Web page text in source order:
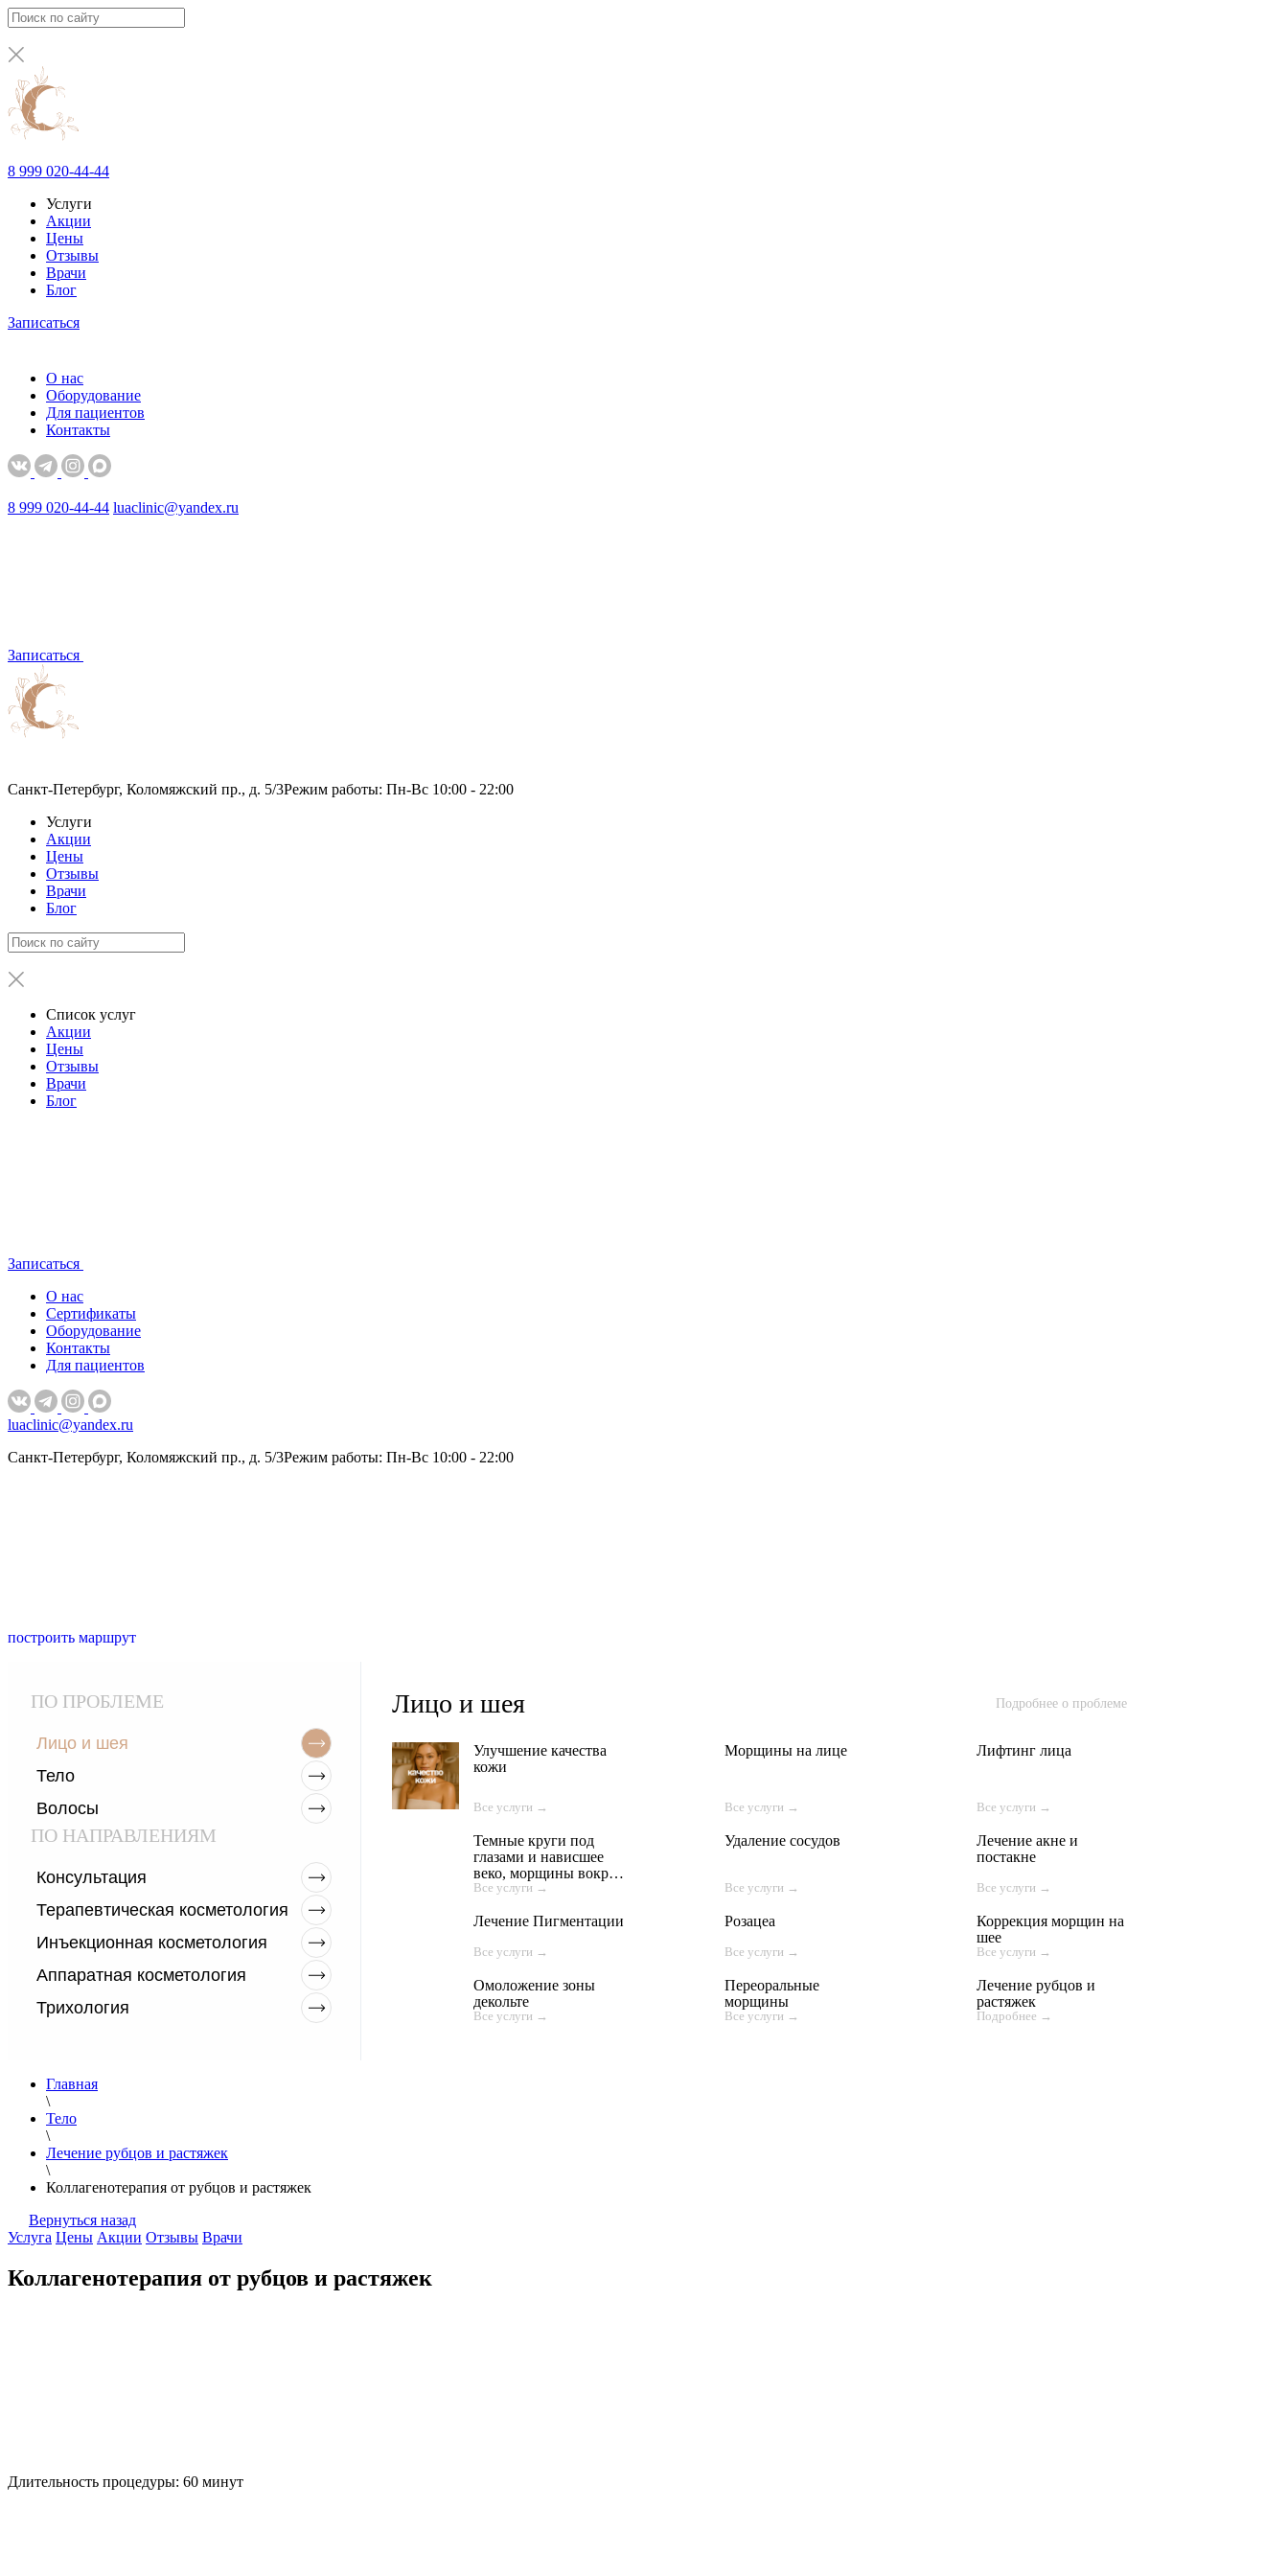
8 999 020-44-44
Услуги
Акции
Цены
Отзывы
Врачи
Блог
Записаться
О нас
Оборудование
Для пациентов
Контакты
8 999 020-44-44 luaclinic@yandex.ru
Записаться
Санкт-Петербург, Коломяжский пр., д. 5/3Режим работы: Пн-Вс 10:00 - 22:00
Услуги
Акции
Цены
Отзывы
Врачи
Блог
Список услуг
Акции
Цены
Отзывы
Врачи
Блог
Записаться
О нас
Сертификаты
Оборудование
Контакты
Для пациентов
luaclinic@yandex.ru
Санкт-Петербург, Коломяжский пр., д. 5/3Режим работы: Пн-Вс 10:00 - 22:00
построить маршрут
ПО ПРОБЛЕМЕ
Лицо и шея
Тело
Волосы
ПО НАПРАВЛЕНИЯМ
Консультация
Терапевтическая косметология
Инъекционная косметология
Аппаратная косметология
Трихология
Лицо и шея Подробнее о проблеме
Улучшение качества
кожи
Все услуги →
Морщины на лице
Все услуги →
Лифтинг лица
Все услуги →
Темные круги под
глазами и нависшее
веко, морщины вокруг
глаз
Все услуги →
Удаление сосудов
Все услуги →
Лечение акне и
постакне
Все услуги →
Лечение Пигментации
Все услуги →
Розацеа
Все услуги →
Коррекция морщин на
шее
Все услуги →
Омоложение зоны
декольте
Все услуги →
Переоральные
морщины
Все услуги →
Лечение рубцов и
растяжек
Подробнее →
Главная
\
Тело
\
Лечение рубцов и растяжек
\
Коллагенотерапия от рубцов и растяжек
Вернуться назад
Услуга Цены Акции Отзывы Врачи
Коллагенотерапия от рубцов и растяжек
Длительность процедуры: 60 минут